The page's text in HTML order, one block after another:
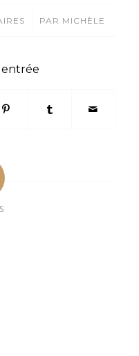
PAR MICHÈLE